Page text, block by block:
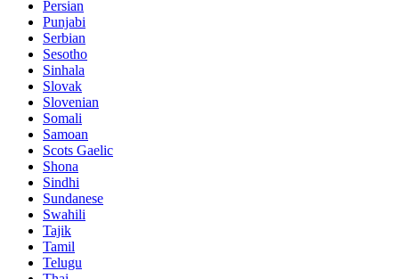
Persian
Punjabi
Serbian
Sesotho
Sinhala
Slovak
Slovenian
Somali
Samoan
Scots Gaelic
Shona
Sindhi
Sundanese
Swahili
Tajik
Tamil
Telugu